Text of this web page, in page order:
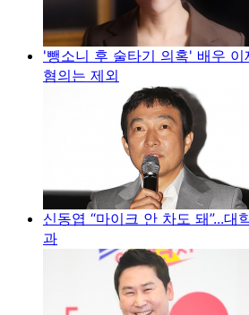
'뺑소니 후 술타기 의혹' 배우
혐의는 제외
신동엽 “마이크 안 차도 돼”...대
과